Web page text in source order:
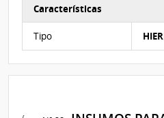
Características del Ítem Nº
Características
Tipo